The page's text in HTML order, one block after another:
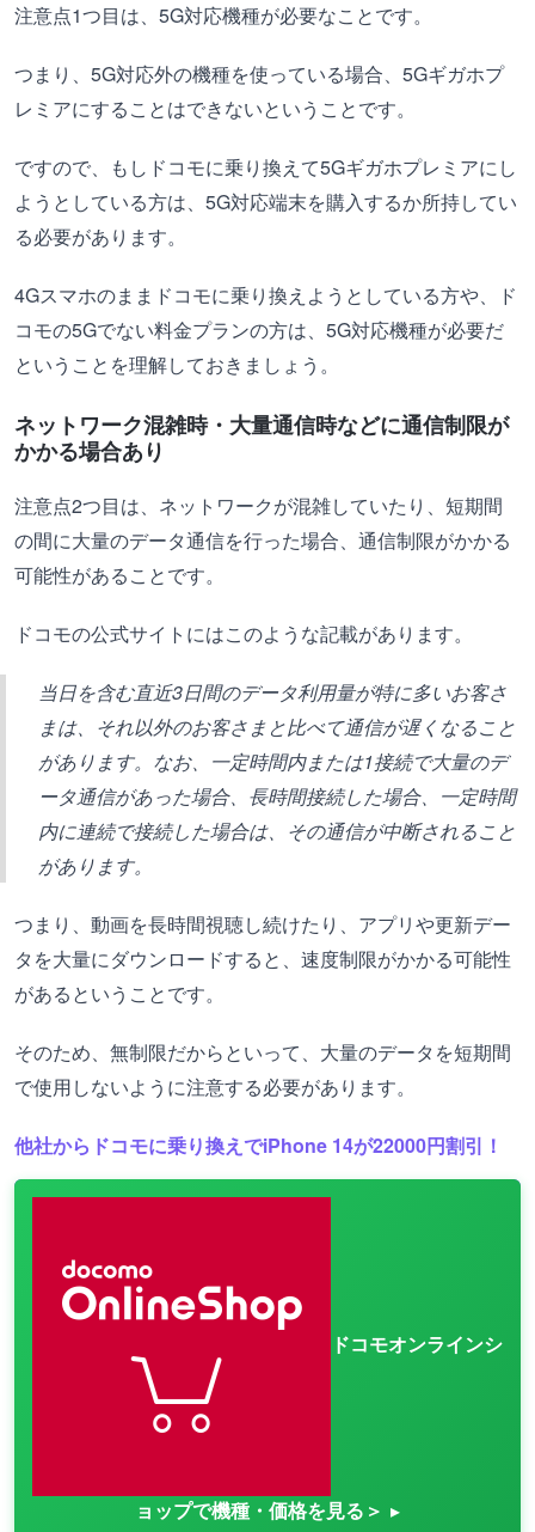
注意点1つ目は、5G対応機種が必要なことです。
つまり、5G対応外の機種を使っている場合、5Gギガホプ
レミアにすることはできないということです。
ですので、もしドコモに乗り換えて5Gギガホプレミアにし
ようとしている方は、5G対応端末を購入するか所持してい
る必要があります。
4Gスマホのままドコモに乗り換えようとしている方や、ド
コモの5Gでない料金プランの方は、5G対応機種が必要だ
ということを理解しておきましょう。
ネットワーク混雑時・大量通信時などに通信制限が
かかる場合あり
注意点2つ目は、ネットワークが混雑していたり、短期間
の間に大量のデータ通信を行った場合、通信制限がかかる
可能性があることです。
ドコモの公式サイトにはこのような記載があります。
当日を含む直近3日間のデータ利用量が特に多いお客さ
まは、それ以外のお客さまと比べて通信が遅くなること
があります。なお、一定時間内または1接続で大量のデ
ータ通信があった場合、長時間接続した場合、一定時間
内に連続で接続した場合は、その通信が中断されること
があります。
つまり、動画を長時間視聴し続けたり、アプリや更新デー
タを大量にダウンロードすると、速度制限がかかる可能性
があるということです。
そのため、無制限だからといって、大量のデータを短期間
で使用しないように注意する必要があります。
他社からドコモに乗り換えでiPhone 14が22000円割引！
ドコモオンラインシ
ョップで機種・価格を見る＞